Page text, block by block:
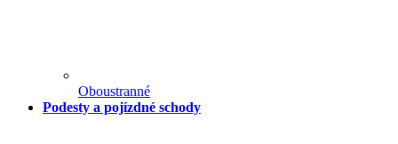
Oboustranné
Podesty a pojízdné schody